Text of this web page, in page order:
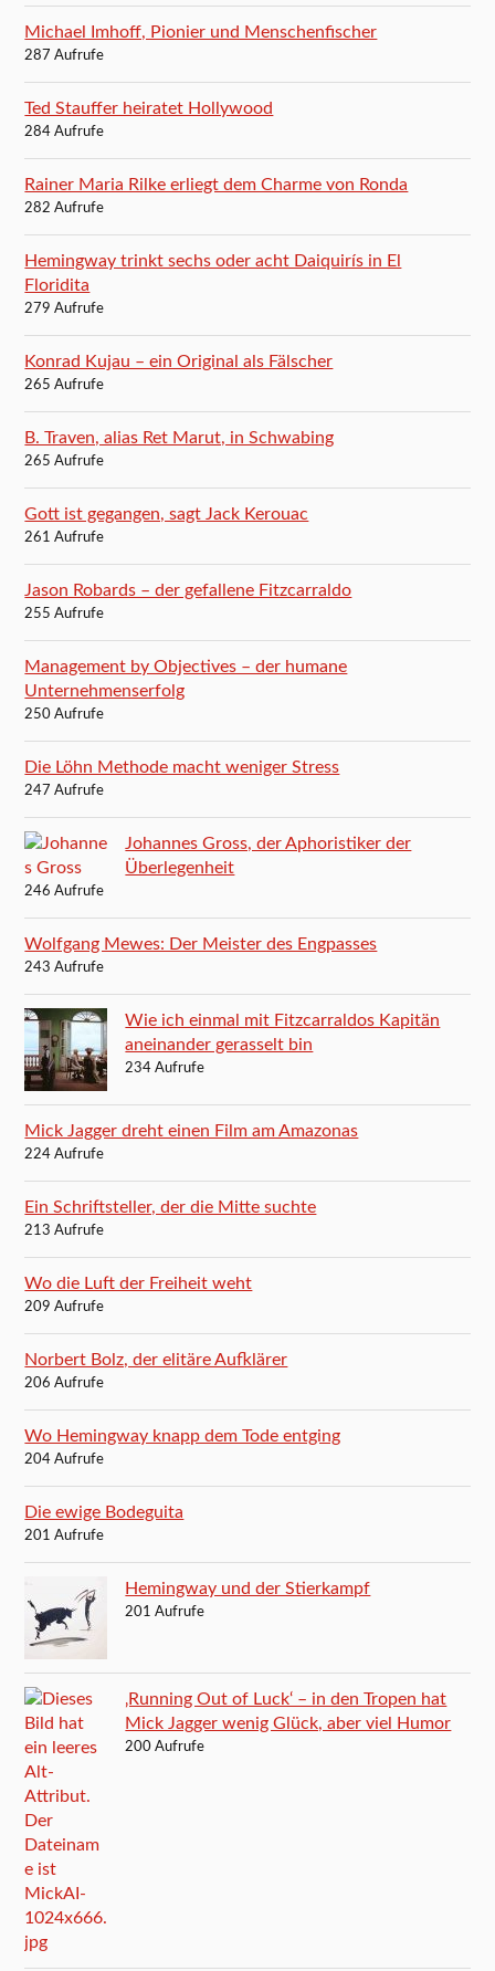
Michael Imhoff, Pionier und Menschenfischer
287 Aufrufe
Ted Stauffer heiratet Hollywood
284 Aufrufe
Rainer Maria Rilke erliegt dem Charme von Ronda
282 Aufrufe
Hemingway trinkt sechs oder acht Daiquirís in El
Floridita
279 Aufrufe
Konrad Kujau – ein Original als Fälscher
265 Aufrufe
B. Traven, alias Ret Marut, in Schwabing
265 Aufrufe
Gott ist gegangen, sagt Jack Kerouac
261 Aufrufe
Jason Robards – der gefallene Fitzcarraldo
255 Aufrufe
Management by Objectives – der humane
Unternehmenserfolg
250 Aufrufe
Die Löhn Methode macht weniger Stress
247 Aufrufe
Johannes Gross, der Aphoristiker der
Überlegenheit
246 Aufrufe
Wolfgang Mewes: Der Meister des Engpasses
243 Aufrufe
Wie ich einmal mit Fitzcarraldos Kapitän
aneinander gerasselt bin
234 Aufrufe
Mick Jagger dreht einen Film am Amazonas
224 Aufrufe
Ein Schriftsteller, der die Mitte suchte
213 Aufrufe
Wo die Luft der Freiheit weht
209 Aufrufe
Norbert Bolz, der elitäre Aufklärer
206 Aufrufe
Wo Hemingway knapp dem Tode entging
204 Aufrufe
Die ewige Bodeguita
201 Aufrufe
Hemingway und der Stierkampf
201 Aufrufe
‚Running Out of Luck‘ – in den Tropen hat
Mick Jagger wenig Glück, aber viel Humor
200 Aufrufe